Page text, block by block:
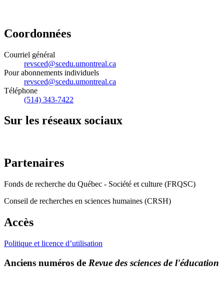
Coordonnées
Courriel général
revsced@scedu.umontreal.ca
Pour abonnements individuels
revsced@scedu.umontreal.ca
Téléphone
(514) 343-7422
Sur les réseaux sociaux
Partenaires
Fonds de recherche du Québec - Société et culture (FRQSC)
Conseil de recherches en sciences humaines (CRSH)
Accès
Politique et licence d’utilisation
Anciens numéros de Revue des sciences de l'éducation